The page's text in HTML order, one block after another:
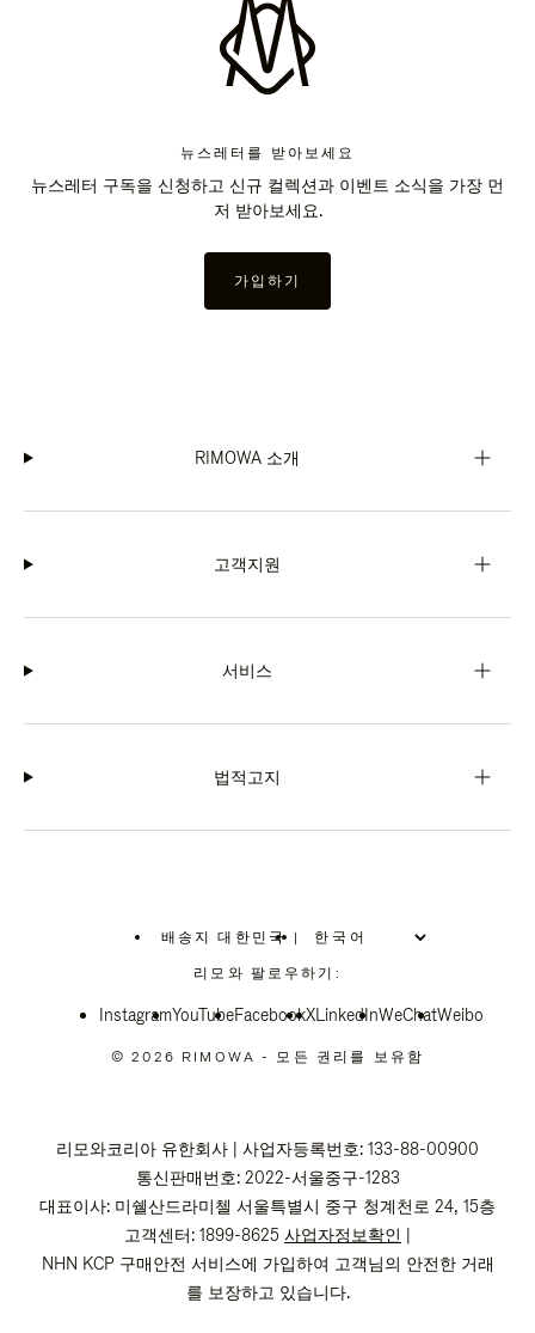
뉴스레터를 받아보세요
뉴스레터 구독을 신청하고 신규 컬렉션과 이벤트 소식을 가장 먼
저 받아보세요.
가입하기
RIMOWA 소개
고객지원
서비스
법적고지
배송지 대한민국
위
치
선
십
|
리모와 팔로우하기:
InstagramYouTubeFacebookXLinkedInWeChatWeibo
© 2026 RIMOWA - 모든 권리를 보유함
리모와코리아 유한회사 | 사업자등록번호: 133-88-00900
통신판매번호: 2022-서울중구-1283
대표이사: 미쉘산드라미첼 서울특별시 중구 청계천로 24, 15층
고객센터: 1899-8625 사업자정보확인 |
NHN KCP 구매안전 서비스에 가입하여 고객님의 안전한 거래
를 보장하고 있습니다.